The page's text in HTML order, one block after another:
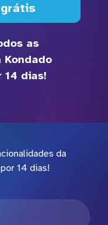
as
dias!
da
14 dias!